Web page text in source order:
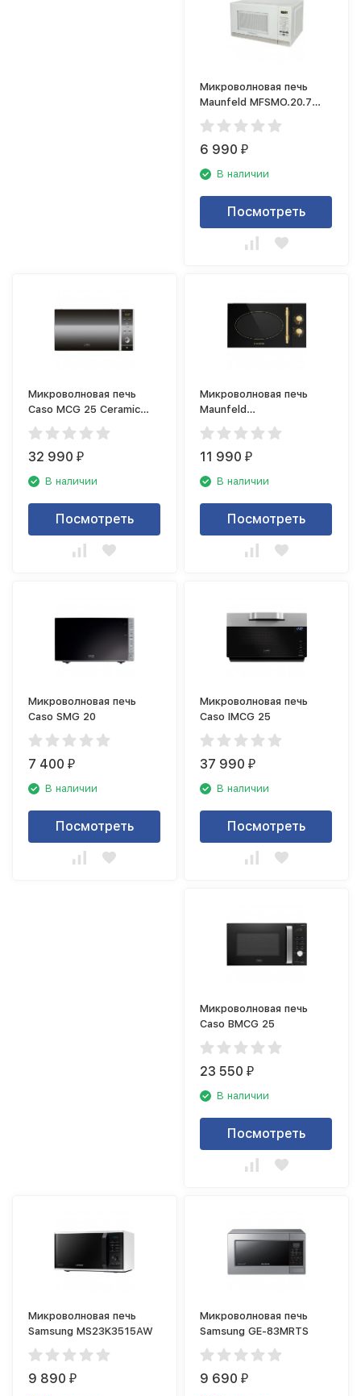
Микроволновая печь
Maunfeld MFSMO.20.7
SGW
6 990₽
В наличии
Посмотреть
Микроволновая печь
Caso MCG 25 Ceramic
Chef
32 990₽
В наличии
Посмотреть
Микроволновая печь
Maunfeld
JFSMO.20.5.GRBG
11 990₽
В наличии
Посмотреть
Микроволновая печь
Caso SMG 20
7 400₽
В наличии
Посмотреть
Микроволновая печь
Caso IMCG 25
37 990₽
В наличии
Посмотреть
Микроволновая печь
Caso BMCG 25
23 550₽
В наличии
Посмотреть
Микроволновая печь
Samsung MS23K3515AW
9 890₽
Микроволновая печь
Samsung GE-83MRTS
9 690₽